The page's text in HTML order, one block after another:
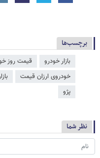
برچسب‌ها
بازار خودرو قیمت روز
خودروی ارزان قیمت
پژو
نظر شما